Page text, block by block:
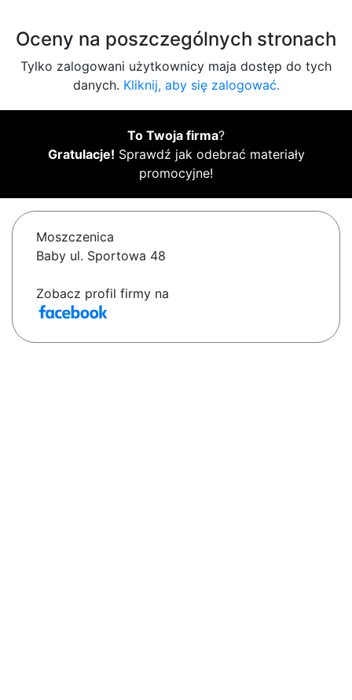
Oceny na poszczególnych stronach
Tylko zalogowani użytkownicy maja dostęp do tych
danych. Kliknij, aby się zalogować.
To Twoja firma?
Gratulacje! Sprawdź jak odebrać materiały
promocyjne!
Moszczenica
Baby ul. Sportowa 48
Zobacz profil firmy na